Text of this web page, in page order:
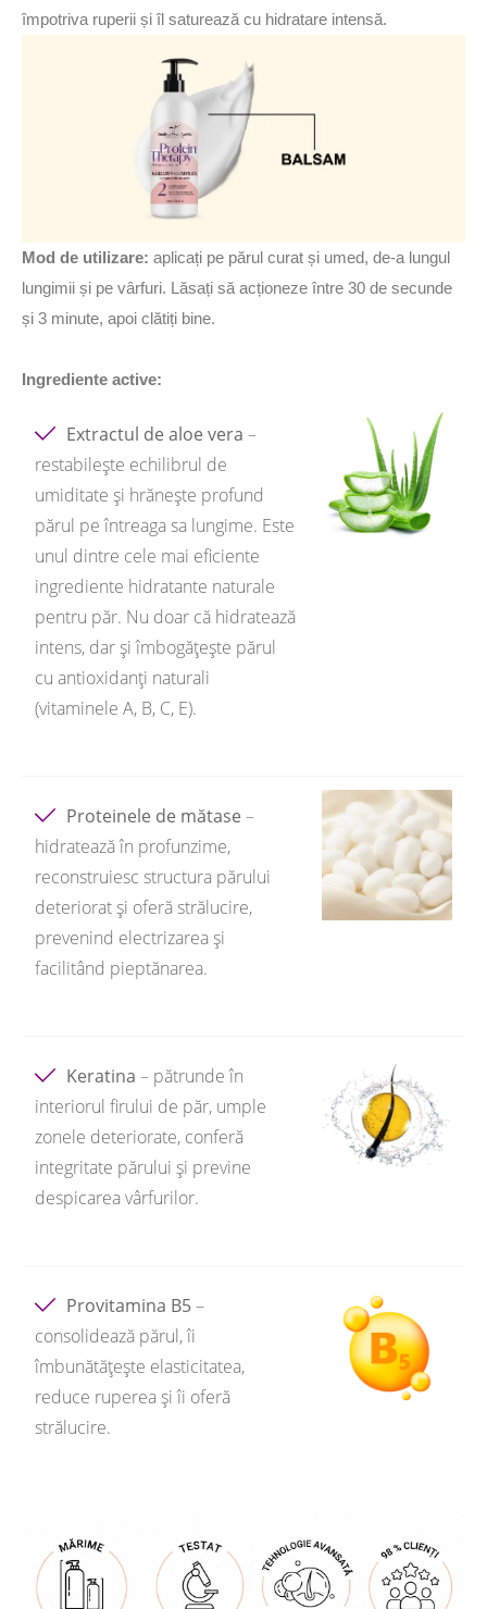
împotriva ruperii și îl saturează cu hidratare intensă.
Mod de utilizare: aplicați pe părul curat și umed, de-a lungul
lungimii și pe vârfuri. Lăsați să acționeze între 30 de secunde
și 3 minute, apoi clătiți bine.
Ingrediente active:
Extractul de aloe vera –
restabilește echilibrul de
umiditate și hrănește profund
părul pe întreaga sa lungime. Este
unul dintre cele mai eficiente
ingrediente hidratante naturale
pentru păr. Nu doar că hidratează
intens, dar și îmbogățește părul
cu antioxidanți naturali
(vitaminele A, B, C, E).
Proteinele de mătase –
hidratează în profunzime,
reconstruiesc structura părului
deteriorat și oferă strălucire,
prevenind electrizarea și
facilitând pieptănarea.
Keratina – pătrunde în
interiorul firului de păr, umple
zonele deteriorate, conferă
integritate părului și previne
despicarea vârfurilor.
Provitamina B5–
consolidează părul, îi
îmbunătățește elasticitatea,
reduce ruperea și îi oferă
strălucire.